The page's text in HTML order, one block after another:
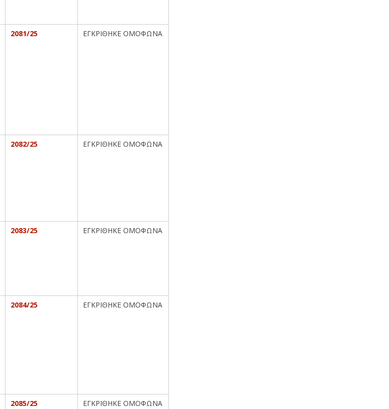
2081/25 ΕΓΚΡΙΘΗΚΕ ΟΜΟΦΩΝΑ
2082/25 ΕΓΚΡΙΘΗΚΕ ΟΜΟΦΩΝΑ
2083/25 ΕΓΚΡΙΘΗΚΕ ΟΜΟΦΩΝΑ
2084/25 ΕΓΚΡΙΘΗΚΕ ΟΜΟΦΩΝΑ
2085/25
ΕΓΚΡΙΘΗΚΕ ΟΜΟΦΩΝΑ